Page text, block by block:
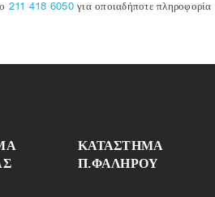
211 418 6050για οποιαδήποτε πληροφορία
ΚΑΤΑΣΤΗΜΑ
Π.ΦΑΛΗΡΟΥ